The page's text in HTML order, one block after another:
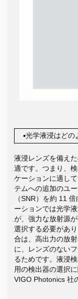
▪光学液浸はどの
液浸レンズを備え
適です。つまり、
ケーションに適し
テムへの追加のユ
（SNR）を約 11
ーションでは光学
が、強力な放射源
選択する必要があ
合は、高出力の放
に、レンズのない
るためです。液浸
用の検出器の選択
VIGO Photonics 社